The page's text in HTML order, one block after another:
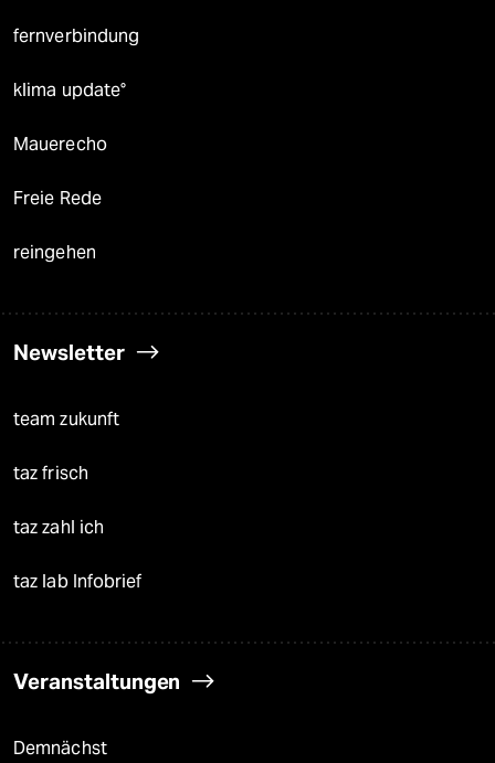
fernverbindung
klima update°
Mauerecho
Freie Rede
reingehen
Newsletter
team zukunft
taz frisch
taz zahl ich
taz lab Infobrief
Veranstaltungen
Demnächst